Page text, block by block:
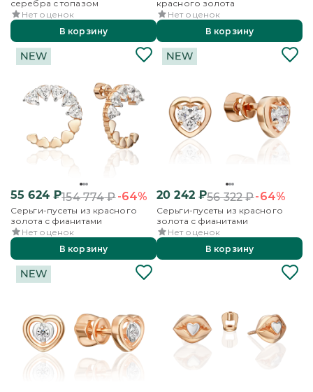
серебра с топазом
Нет оценок
В корзину
красного золота
Нет оценок
В корзину
55 624₽154 774₽-64%
Серьги-пусеты из красного
золота с фианитами
Нет оценок
В корзину
20 242₽56 322₽-64%
Серьги-пусеты из красного
золота с фианитами
Нет оценок
В корзину